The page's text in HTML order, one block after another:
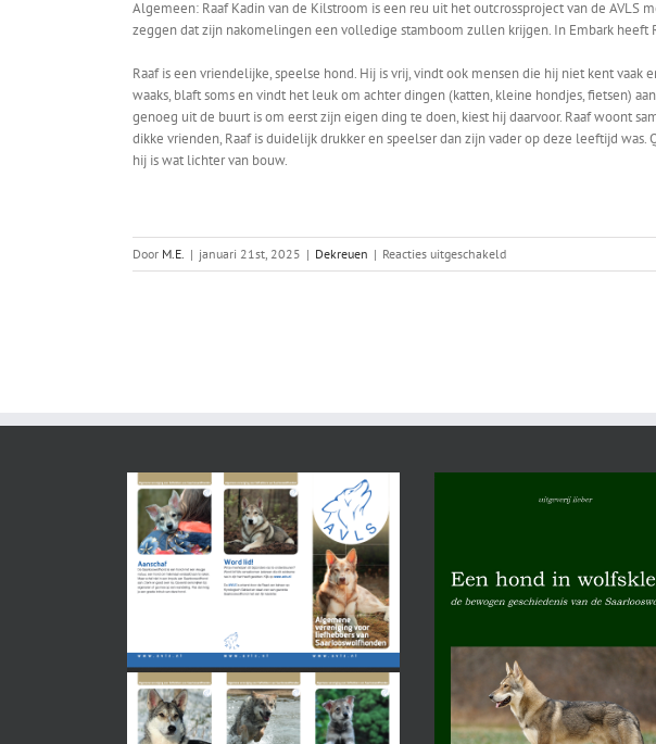
Algemeen: Raaf Kadin van de Kilstroom is een reu uit het outcrossproject van de AVLS
zeggen dat zijn nakomelingen een volledige stamboom zullen krijgen. In Embark heeft
Raaf is een vriendelijke, speelse hond. Hij is vrij, vindt ook mensen die hij niet kent vaak
waaks, blaft soms en vindt het leuk om achter dingen (katten, kleine hondjes, fietsen)
genoeg uit de buurt is om eerst zijn eigen ding te doen, kiest hij daarvoor. Raaf woont
dikke vrienden, Raaf is duidelijk drukker en speelser dan zijn vader op deze leeftijd was.
hij is wat lichter van bouw.
Door M.E. | januari 21st, 2025 | Dekreuen | Reacties uitgeschakeldvoor
Raaf